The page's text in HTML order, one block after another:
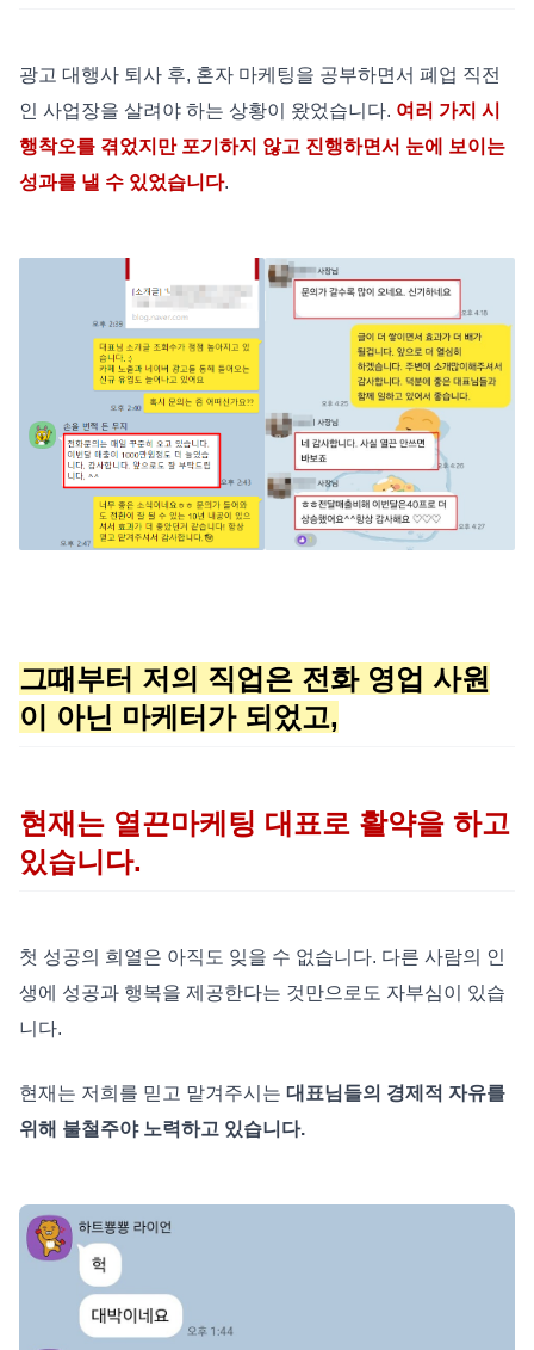
광고 대행사 퇴사 후, 혼자 마케팅을 공부하면서 폐업 직전
인 사업장을 살려야 하는 상황이 왔었습니다. 여러 가지 시
행착오를 겪었지만 포기하지 않고 진행하면서 눈에 보이는
성과를 낼 수 있었습니다.
그때부터 저의 직업은 전화 영업 사원
이 아닌 마케터가 되었고,
현재는 열끈마케팅 대표로 활약을 하고
있습니다.
첫 성공의 희열은 아직도 잊을 수 없습니다. 다른 사람의 인
생에 성공과 행복을 제공한다는 것만으로도 자부심이 있습
니다.
현재는 저희를 믿고 맡겨주시는 대표님들의 경제적 자유를
위해 불철주야 노력하고 있습니다.